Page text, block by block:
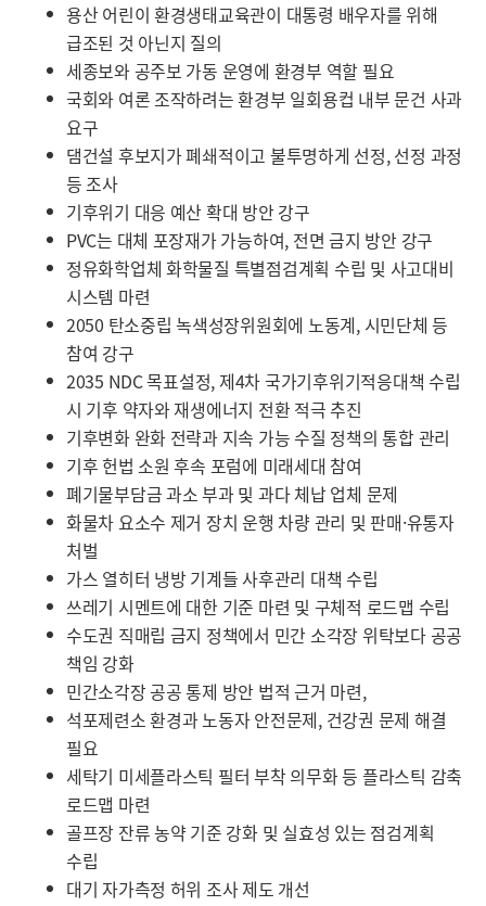
용산 어린이 환경생태교육관이 대통령 배우자를 위해
급조된 것 아닌지 질의
세종보와 공주보 가동 운영에 환경부 역할 필요
국회와 여론 조작하려는 환경부 일회용컵 내부 문건 사과
요구
댐건설 후보지가 폐쇄적이고 불투명하게 선정, 선정 과정
등 조사
기후위기 대응 예산 확대 방안 강구
PVC는 대체 포장재가 가능하여, 전면 금지 방안 강구
정유화학업체 화학물질 특별점검계획 수립 및 사고대비
시스템 마련
2050 탄소중립 녹색성장위원회에 노동계, 시민단체 등
참여 강구
2035 NDC 목표설정, 제4차 국가기후위기적응대책 수립
시 기후 약자와 재생에너지 전환 적극 추진
기후변화 완화 전략과 지속 가능 수질 정책의 통합 관리
기후 헌법 소원 후속 포럼에 미래세대 참여
폐기물부담금 과소 부과 및 과다 체납 업체 문제
화물차 요소수 제거 장치 운행 차량 관리 및 판매·유통자
처벌
가스 열히터 냉방 기계들 사후관리 대책 수립
쓰레기 시멘트에 대한 기준 마련 및 구체적 로드맵 수립
수도권 직매립 금지 정책에서 민간 소각장 위탁보다 공공
책임 강화
민간소각장 공공 통제 방안 법적 근거 마련,
석포제련소 환경과 노동자 안전문제, 건강권 문제 해결
필요
세탁기 미세플라스틱 필터 부착 의무화 등 플라스틱 감축
로드맵 마련
골프장 잔류 농약 기준 강화 및 실효성 있는 점검계획
수립
대기 자가측정 허위 조사 제도 개선